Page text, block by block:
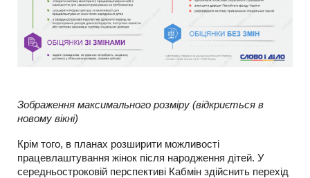
Зображення максимального розміру (відкриється в
новому вікні)
Крім того, в планах розширити можливості
працевлаштування жінок після народження дітей. У
середньостроковій перспективі Кабмін здійснить перехід